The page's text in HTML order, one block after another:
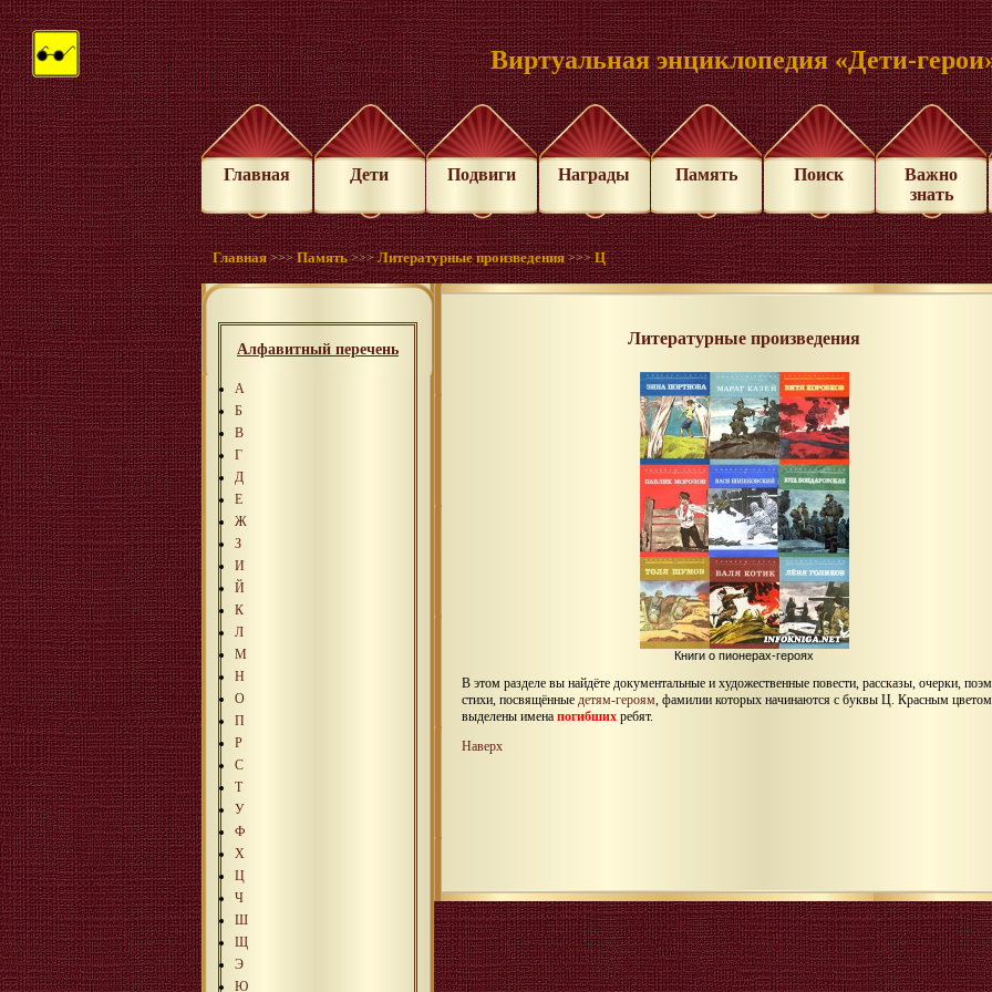
Виртуальная энциклопедия «Дети-
Главная Дети Подвиги Награды Память Поиск
Важно
знать
Главная >>>Память >>>Литературные произведения >>>Ц
Алфавитный перечень
А
Б
В
Г
Д
Е
Ж
З
И
Й
К
Л
М
Н
О
П
Р
С
Т
У
Ф
Х
Ц
Ч
Ш
Щ
Э
Ю
Литературные произведения
Книги о пионерах-героях
В этом разделе вы найдёте документальные и художественные повести, рассказы, очерки,
стихи, посвящённые детям-героям , фамилии которых начинаются с буквы Ц. Красным цветом
выделены имена погибших ребят.
Наверх